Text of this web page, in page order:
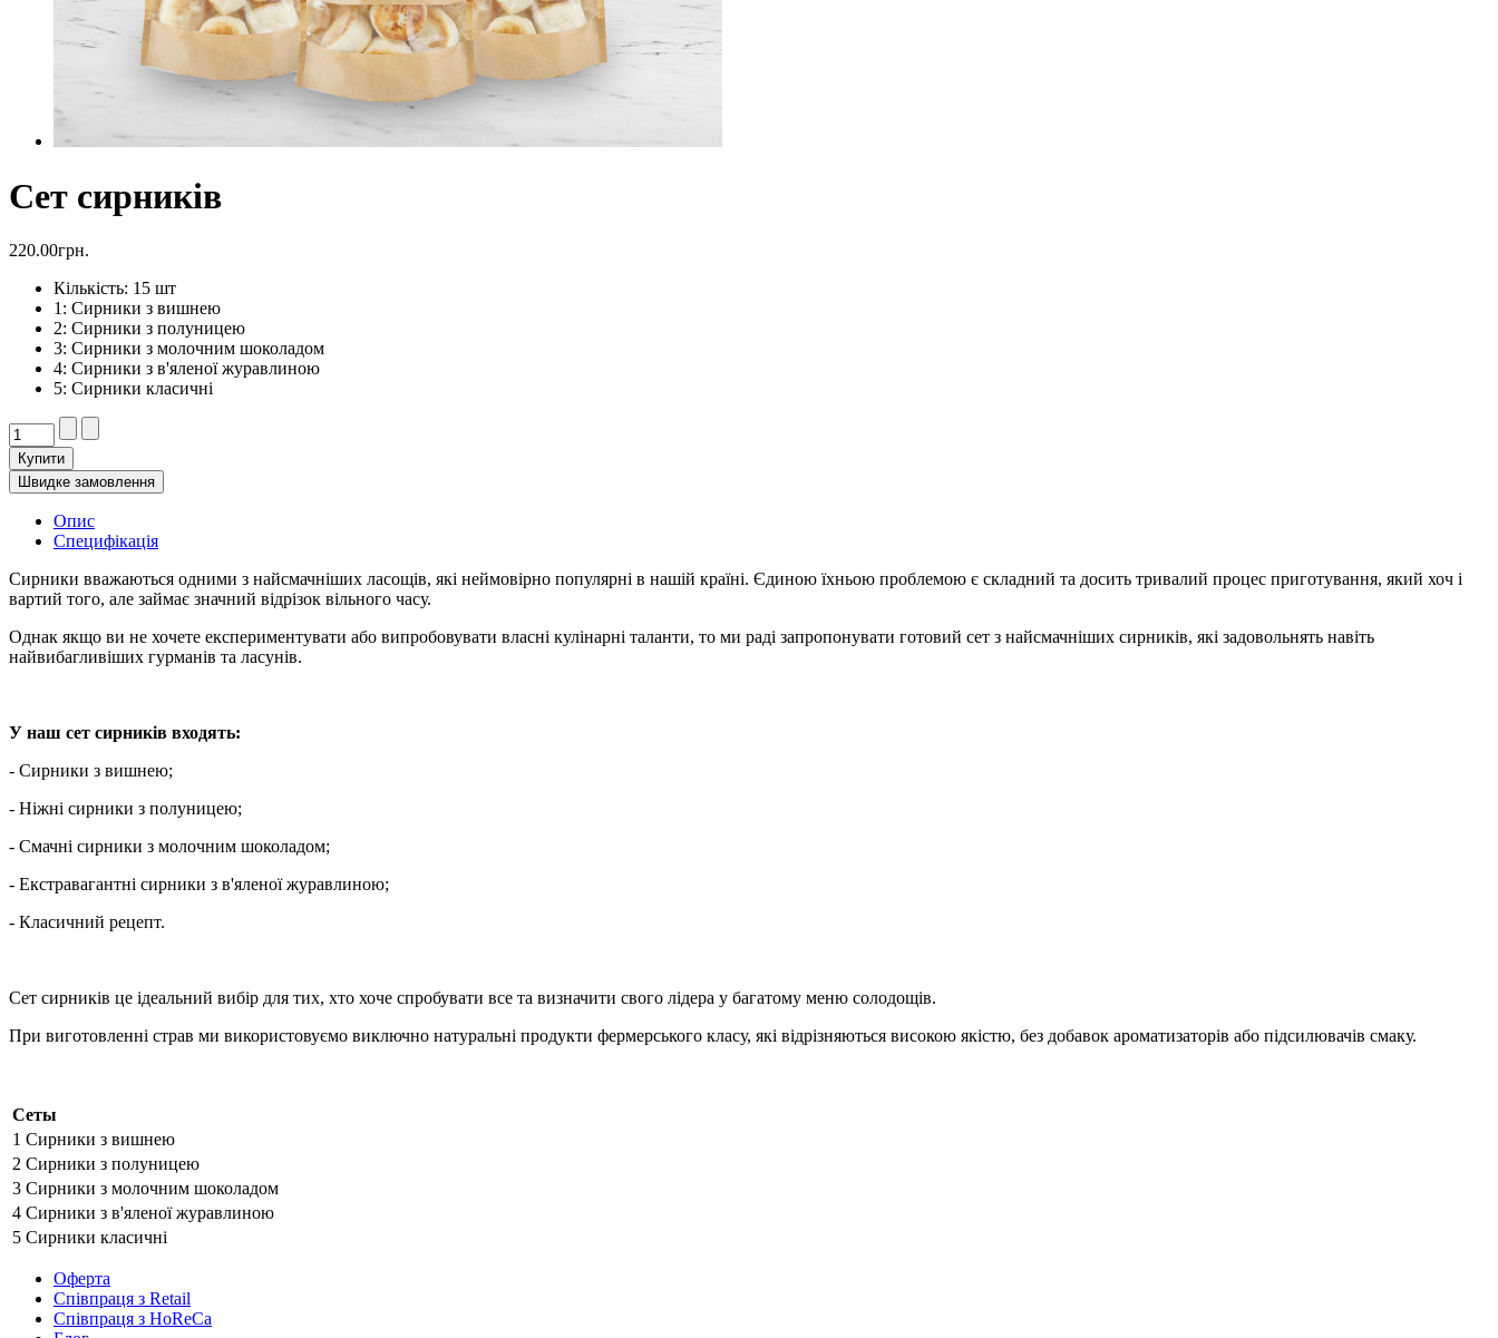
Сет сирників
220.00грн.
Кількість: 15 шт
1: Сирники з вишнею
2: Сирники з полуницею
3: Сирники з молочним шоколадом
4: Сирники з в'яленої журавлиною
5: Сирники класичні
Купити
Швидке замовлення
Опис
Специфікація
Сирники вважаються одними з найсмачніших ласощів, які неймовірно популярні в нашій країні. Єдиною їхньою проблемою є складний та досить тривалий процес приготування, який хоч і
вартий того, але займає значний відрізок вiльного часу.
Однак якщо ви не хочете експериментувати або випробовувати власні кулінарні таланти, то ми раді запропонувати готовий сет з найсмачніших сирників, які задовольнять навіть
найвибагливіших гурманів та ласунів.
У наш сет сирників входять:
- Сирники з вишнею;
- Ніжні сирники з полуницею;
- Смачні сирники з молочним шоколадом;
- Екстравагантні сирники з в'яленої журавлиною;
- Класичний рецепт.
Сет сирників це ідеальний вибір для тих, хто хоче спробувати все та визначити свого лідера у багатому меню солодощів.
При виготовленні страв ми використовуємо виключно натуральні продукти фермерського класу, які відрізняються високою якістю, без добавок ароматизаторів або підсилювачів смаку.
Сеты
1 Сирники з вишнею
2 Сирники з полуницею
3 Сирники з молочним шоколадом
4 Сирники з в'яленої журавлиною
5 Сирники класичні
Оферта
Співпраця з Retail
Співпраця з HoReCa